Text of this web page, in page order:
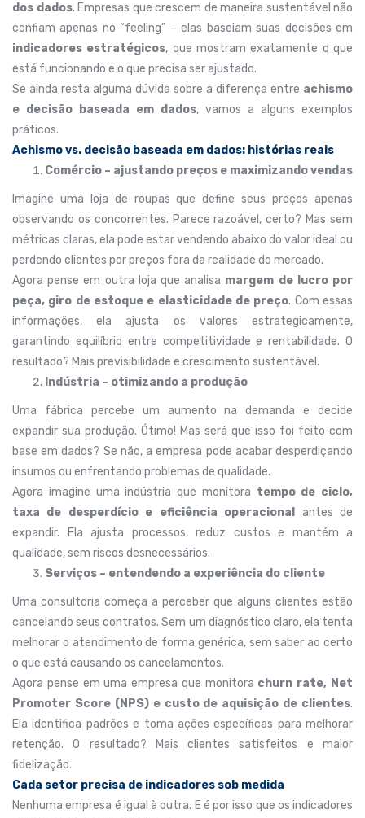
dos dados. Empresas que crescem de maneira sustentável não
confiam apenas no “feeling” – elas baseiam suas decisões em
indicadores estratégicos, que mostram exatamente o que
está funcionando e o que precisa ser ajustado.
Se ainda resta alguma dúvida sobre a diferença entre achismo
e decisão baseada em dados, vamos a alguns exemplos
práticos.
Achismo vs. decisão baseada em dados: histórias reais
Comércio – ajustando preços e maximizando vendas
Imagine uma loja de roupas que define seus preços apenas
observando os concorrentes. Parece razoável, certo? Mas sem
métricas claras, ela pode estar vendendo abaixo do valor ideal ou
perdendo clientes por preços fora da realidade do mercado.
Agora pense em outra loja que analisa margem de lucro por
peça, giro de estoque e elasticidade de preço. Com essas
informações, ela ajusta os valores estrategicamente,
garantindo equilíbrio entre competitividade e rentabilidade. O
resultado? Mais previsibilidade e crescimento sustentável.
Indústria – otimizando a produção
Uma fábrica percebe um aumento na demanda e decide
expandir sua produção. Ótimo! Mas será que isso foi feito com
base em dados? Se não, a empresa pode acabar desperdiçando
insumos ou enfrentando problemas de qualidade.
Agora imagine uma indústria que monitora tempo de ciclo,
taxa de desperdício e eficiência operacional
antes de
expandir. Ela ajusta processos, reduz custos e mantém a
qualidade, sem riscos desnecessários.
Serviços – entendendo a experiência do cliente
Uma consultoria começa a perceber que alguns clientes estão
cancelando seus contratos. Sem um diagnóstico claro, ela tenta
melhorar o atendimento de forma genérica, sem saber ao certo
o que está causando os cancelamentos.
Agora pense em uma empresa que monitora churn rate, Net
Promoter Score (NPS) e custo de aquisição de clientes.
Ela identifica padrões e toma ações específicas para melhorar
retenção. O resultado? Mais clientes satisfeitos e maior
fidelização.
Cada setor precisa de indicadores sob medida
Nenhuma empresa é igual à outra. E é por isso que os indicadores